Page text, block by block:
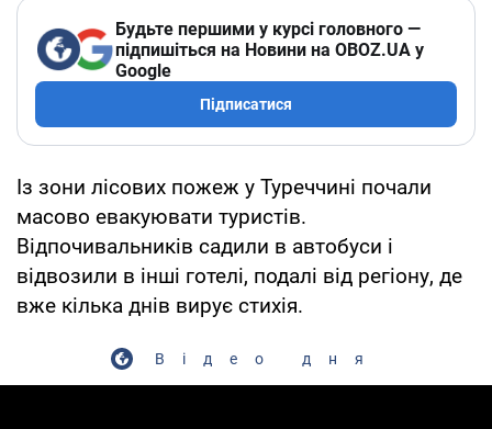
Будьте першими у курсі головного —
підпишіться на Новини на OBOZ.UA у
Google
Підписатися
Із зони лісових пожеж у Туреччині почали
масово евакуювати туристів.
Відпочивальників садили в автобуси і
відвозили в інші готелі, подалі від регіону, де
вже кілька днів вирує стихія.
Відео дня